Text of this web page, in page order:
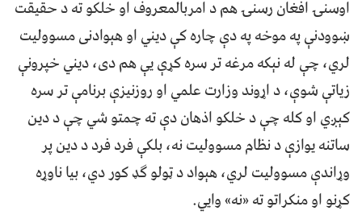
اوسنۍ افغان رسنۍ هم د امربالمعروف او خلکو ته د حقیقت
ښوودنې په موخه په دې چاره کې دیني او هېوادنی مسوولیت
لري، چې له نېکه مرغه تر سره کړې یې هم دی، دیني خپرونې
زیاتې شوې، د اړوند وزارت علمي او روزنیزې برنامې تر سره
کېږي او کله چې د خلکو اذهان دې ته چمتو شي چې د دین
ساتنه یوازې د نظام مسوولیت نه، بلکې فرد فرد د دین پر
وړاندې مسوولیت لري، هېواد د ټولو ګډ کور دي، بیا ناوړه
کړنو او منکراتو ته «نه» وايي.